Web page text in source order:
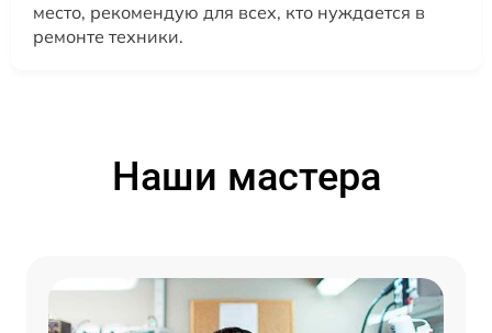
место, рекомендую для всех, кто нуждается в
ремонте техники.
Наши мастера